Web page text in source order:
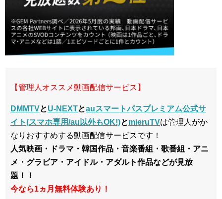
【管理人オススメ動画配信サービス】
DMMTVとU-NEXTとauスマートパスプレミアム公式サ
イト(スマホ専用/au以外もOK!)とmieruTVは管理人がか
なりおすすめする動画配信サービスです！
人気映画・ドラマ・韓国作品・音楽番組・歌番組・アニ
メ・グラビア・アイドル・アダルト作品などが見放
題！！
今なら1ヵ月無料体験あり！